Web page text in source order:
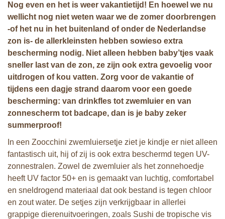
Nog even en het is weer vakantietijd! En hoewel we nu
wellicht nog niet weten waar we de zomer doorbrengen
-of het nu in het buitenland of onder de Nederlandse
zon is- de allerkleinsten hebben sowieso extra
bescherming nodig. Niet alleen hebben baby’tjes vaak
sneller last van de zon, ze zijn ook extra gevoelig voor
uitdrogen of kou vatten. Zorg voor de vakantie of
tijdens een dagje strand daarom voor een goede
bescherming: van drinkfles tot zwemluier en van
zonnescherm tot badcape, dan is je baby zeker
summerproof!
In een Zoocchini zwemluiersetje ziet je kindje er niet alleen
fantastisch uit, hij of zij is ook extra beschermd tegen UV-
zonnestralen. Zowel de zwemluier als het zonnehoedje
heeft UV factor 50+ en is gemaakt van luchtig, comfortabel
en sneldrogend materiaal dat ook bestand is tegen chloor
en zoutwater. De setjes zijn verkrijgbaar in allerlei
grappige dierenuitvoeringen, zoals Sushi de tropische vis